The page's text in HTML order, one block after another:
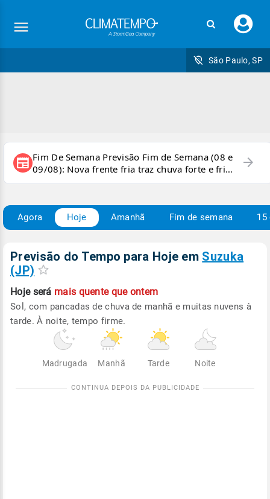
seu
São Paulo, SP
newspaper Fim De Semana Previsão Fim de Semana (08 e
09/08): Nova frente fria traz chuva forte e frio
para áreas do país
arrow_forward
Agora Hoje Amanhã Fim de semana 15
Previsão do Tempo para Hoje em Suzuka
(JP)
Hoje será mais quente que ontem
Sol, com pancadas de chuva de manhã e muitas nuvens à
tarde. À noite, tempo firme.
Madrugada Manhã Tarde Noite